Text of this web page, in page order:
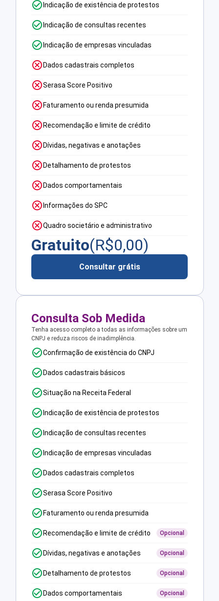
Indicação de existência de protestos
Indicação de consultas recentes
Indicação de empresas vinculadas
Dados cadastrais completos
Serasa Score Positivo
Faturamento ou renda presumida
Recomendação e limite de crédito
Dívidas, negativas e anotações
Detalhamento de protestos
Dados comportamentais
Informações do SPC
Quadro societário e administrativo
Gratuito(R$0,00)
Consultar grátis
Consulta Sob Medida
Tenha acesso completo a todas as informações sobre um
CNPJ e reduza riscos de inadimplência.
Confirmação de existência do CNPJ
Dados cadastrais básicos
Situação na Receita Federal
Indicação de existência de protestos
Indicação de consultas recentes
Indicação de empresas vinculadas
Dados cadastrais completos
Serasa Score Positivo
Faturamento ou renda presumida
Recomendação e limite de crédito Opcional
Dívidas, negativas e anotações Opcional
Detalhamento de protestos Opcional
Dados comportamentais Opcional